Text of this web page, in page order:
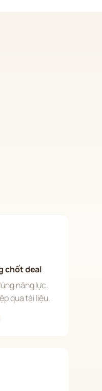
chốt deal
năng lực.
qua tài liệu.